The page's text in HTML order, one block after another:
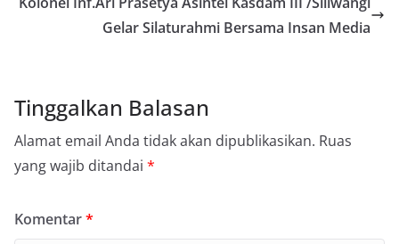
Gelar Silaturahmi Bersama Insan Media
Tinggalkan Balasan
Alamat email Anda tidak akan dipublikasikan. Ruas
yang wajib ditandai *
Komentar*